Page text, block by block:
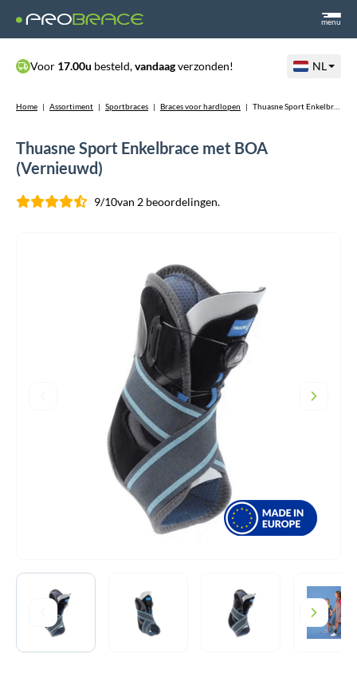
menu
Voor 17.00u besteld,vandaagverzonden! NL
Home | Assortiment | Sportbraces | Braces voor hardlopen | Thuasne Sport Enkelbrace met BOA (Vernieuwd)
Thuasne Sport Enkelbrace met BOA
(Vernieuwd)
9/10van 2 beoordelingen.